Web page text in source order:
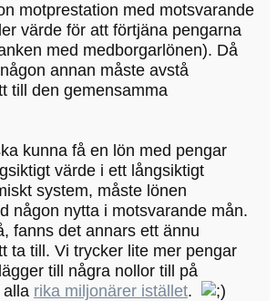
motprestation med motsvarande
värde för att förtjäna pengarna
med medborgarlönen). Då
annan måste avstå
till den gemensamma
kunna få en lön med pengar
värde i ett långsiktigt
system, måste lönen
någon nytta i motsvarande mån.
fanns det annars ett ännu
ta till. Vi trycker lite mer pengar
till några nollor till på
alla rika miljonärer istället.